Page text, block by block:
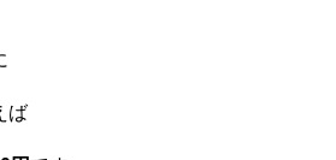
ば